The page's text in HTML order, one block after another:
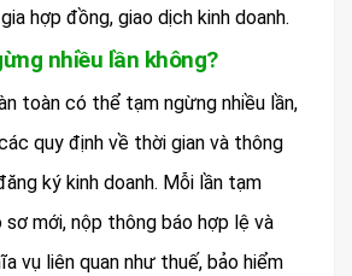
hợp đồng, giao dịch kinh doanh.
nhiều lần không?
toàn có thể tạm ngừng nhiều lần,
quy định về thời gian và thông
ký kinh doanh. Mỗi lần tạm
sơ mới, nộp thông báo hợp lệ và
vụ liên quan như thuế, bảo hiểm